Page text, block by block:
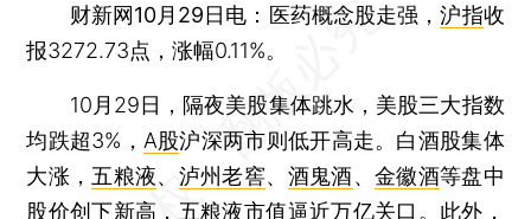
财新网10月29日电 ：医药概念股走强，沪指收
报3272.73点，涨幅0.11%。
10月29日，隔夜美股集体跳水，美股三大指数
均跌超3%， A股沪深两市则低开高走。白酒股集体
大涨， 五粮液、 泸州老窖、 酒鬼酒、 金徽酒等盘中
股价创下新高，五粮液市值逼近万亿关口。此外，